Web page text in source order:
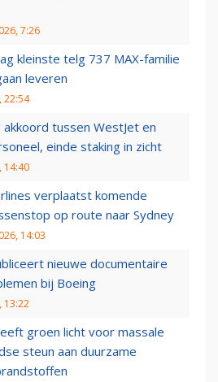
7:26
kleinste telg 737 MAX-familie
leveren
22:54
tussen WestJet en
einde staking in zicht
14:40
verplaatst komende
op route naar Sydney
14:03
nieuwe documentaire
bij Boeing
13:22
groen licht voor massale
steun aan duurzame